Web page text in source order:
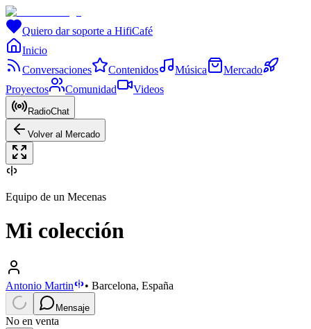
Quiero dar soporte a HifiCafé
Inicio
Conversaciones
Contenidos Música
Mercado
Proyectos
Comunidad Videos
RadioChat
Volver al Mercado
Equipo de un Mecenas
Mi colección
Antonio Martin • Barcelona, España
Mensaje
No en venta